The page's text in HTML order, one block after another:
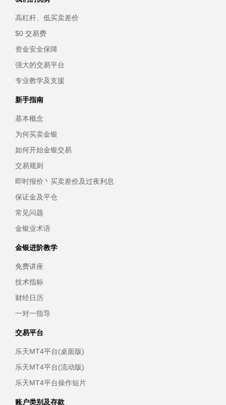
高杠杆、低买卖差价
$0 交易费
资金安全保障
强大的交易平台
专业教学及支援
新手指南
基本概念
为何买卖金银
如何开始金银交易
交易规则
即时报价丶买卖差价及过夜利息
保证金及平仓
常见问题
金银业术语
金银进阶教学
免费讲座
技术指标
财经日历
一对一指导
交易平台
乐天MT4平台(桌面版)
乐天MT4平台(流动版)
乐天MT4平台操作短片
账户类别及存款